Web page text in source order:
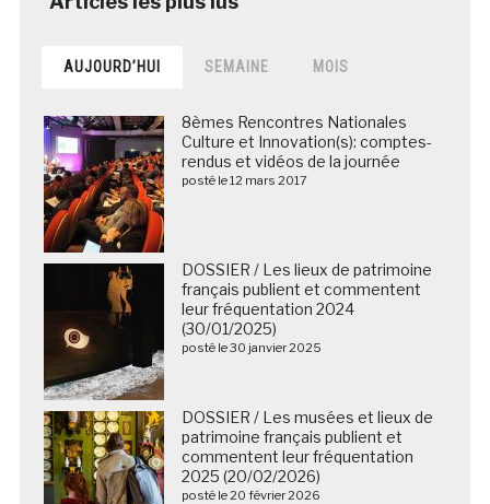
AUJOURD’HUI SEMAINE MOIS
8èmes Rencontres Nationales
Culture et Innovation(s): comptes-
rendus et vidéos de la journée
posté le 12 mars 2017
DOSSIER / Les lieux de patrimoine
français publient et commentent
leur fréquentation 2024
(30/01/2025)
posté le 30 janvier 2025
DOSSIER / Les musées et lieux de
patrimoine français publient et
commentent leur fréquentation
2025 (20/02/2026)
posté le 20 février 2026